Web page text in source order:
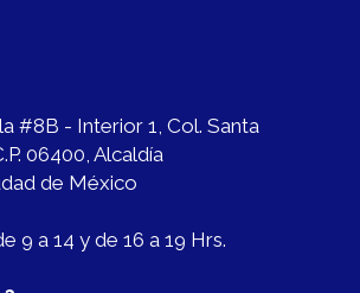
#8B - Interior 1, Col. Santa
06400, Alcaldía
de México
9 a 14 y de 16 a 19 Hrs.